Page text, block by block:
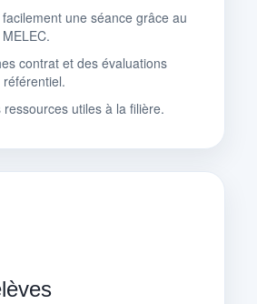
une séance grâce au
contrat et des évaluations
ressources utiles à la filière.